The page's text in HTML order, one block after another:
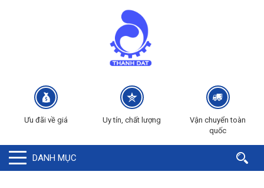
Ưu đãi về giá Uy tín, chất lượng
Vận chuyển toàn
quốc
DANH MỤC